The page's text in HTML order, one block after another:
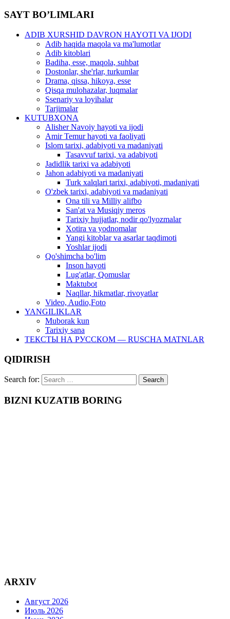
SAYT BO’LIMLARI
ADIB XURSHID DAVRON HAYOTI VA IJODI
Adib haqida maqola va ma'lumotlar
Adib kitoblari
Badiha, esse, maqola, suhbat
Dostonlar, she'rlar, turkumlar
Drama, qissa, hikoya, esse
Qisqa mulohazalar, luqmalar
Ssenariy va loyihalar
Tarjimalar
KUTUBXONA
Alisher Navoiy hayoti va ijodi
Amir Temur hayoti va faoliyati
Islom tarixi, adabiyoti va madaniyati
Tasavvuf tarixi, va adabiyoti
Jadidlik tarixi va adabiyoti
Jahon adabiyoti va madaniyati
Turk xalqlari tarixi, adabiyoti, madaniyati
O'zbek tarixi, adabiyoti va madaniyati
Ona tili va Milliy alifbo
San'at va Musiqiy meros
Tarixiy hujjatlar, nodir qo'lyozmalar
Xotira va yodnomalar
Yangi kitoblar va asarlar taqdimoti
Yoshlar ijodi
Qo'shimcha bo'lim
Inson hayoti
Lug'atlar, Qomuslar
Maktubot
Naqllar, hikmatlar, rivoyatlar
Video, Audio,Foto
YANGILIKLAR
Muborak kun
Tarixiy sana
ТЕКСТЫ НА РУССКОМ — RUSCHA MATNLAR
QIDIRISH
Search for:
BIZNI KUZATIB BORING
ARXIV
Август 2026
Июль 2026